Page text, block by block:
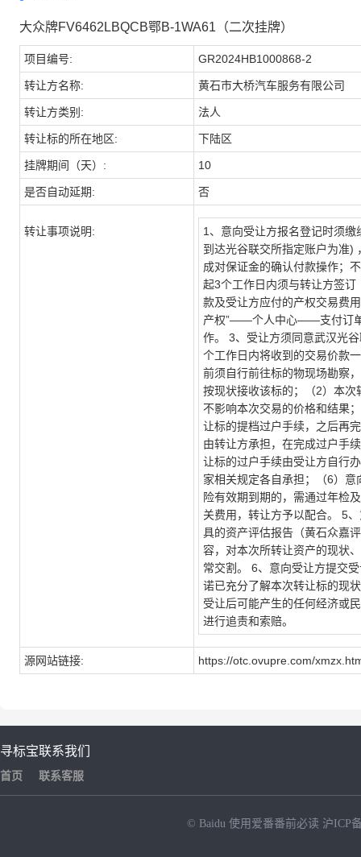
大众牌FV6462LBQCB鄂B-1WA61（二次挂牌）
项目编号: GR2024HB1000868-2
转让方名称: 黄石市大桥汽车服务有限公司
转让方类别: 法人
转让标的所在地区: 下陆区
挂牌期间（天）: 10
是否自动延期: 否
转让事项说明:
1、意向受让方报名登记时须
到达光谷联交所指定账户为准
成对保证金的确认付款操作；
起3个工作日内须与转让方签
款及受让方应付的产权交易费
产权”——个人中心——支付订单
作。 3、受让方须同意武汉光
个工作日内将收到的交易价款
前须自行前往标的物现场勘察
按现状接收该标的；（2）本
不影响本次交易的价格和结果
让标的提档过户手续，之后再
由转让方承担，在完成过户手
让标的过户手续由受让方自行
家相关规定各自承担；（6）
险有效期到期的，需通过年检
关费用，转让方予以配合。 5
具的资产评估报告（黄石众嘉
容，对本次所转让资产的现状
常交割。 6、意向受让方提交
诺已充分了解本次转让标的现
受让后可能产生的任何经济或
进行追责和索赔。
源网站链接: https://otc.ovupre.com/
寻标宝
首页
联系我们
联系客服
© Baidu 使用爱番番前必读 沪ICP